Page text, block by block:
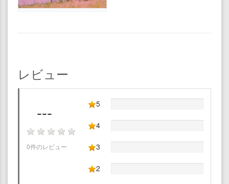
レビュー
---
0件のレビュー
5
4
3
2